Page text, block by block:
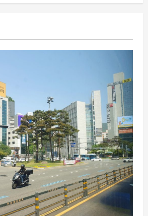
자동차
스마트 #2 규격 문서 유출, 하지만 미국
인은 못 탄다? 글로벌 전기차 시장의 새
로운 변수
8월 8, 2026 0